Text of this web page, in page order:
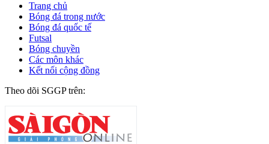
Trang chủ
Bóng đá trong nước
Bóng đá quốc tế
Futsal
Bóng chuyền
Các môn khác
Kết nối cộng đồng
Theo dõi SGGP trên: